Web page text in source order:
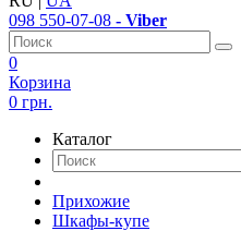
098 550-07-08 - Viber
0
Корзина
0 грн.
Каталог
Прихожие
Шкафы-купе